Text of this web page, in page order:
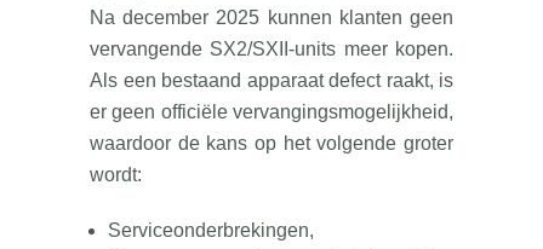
Na december 2025 kunnen klanten geen
vervangende SX2/SXII-units meer kopen.
Als een bestaand apparaat defect raakt, is
er geen officiële vervangingsmogelijkheid,
waardoor de kans op het volgende groter
wordt:
Serviceonderbrekingen,